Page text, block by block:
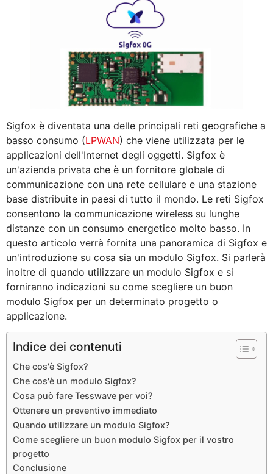
Sigfox è diventata una delle principali reti geografiche a
basso consumo (LPWAN) che viene utilizzata per le
applicazioni dell'Internet degli oggetti. Sigfox è
un'azienda privata che è un fornitore globale di
communicazione con una rete cellulare e una stazione
base distribuite in paesi di tutto il mondo. Le reti Sigfox
consentono la communicazione wireless su lunghe
distanze con un consumo energetico molto basso. In
questo articolo verrà fornita una panoramica di Sigfox e
un'introduzione su cosa sia un modulo Sigfox. Si parlerà
inoltre di quando utilizzare un modulo Sigfox e si
forniranno indicazioni su come scegliere un buon
modulo Sigfox per un determinato progetto o
applicazione.
Indice dei contenuti
Che cos'è Sigfox?
Che cos'è un modulo Sigfox?
Cosa può fare Tesswave per voi?
Ottenere un preventivo immediato
Quando utilizzare un modulo Sigfox?
Come scegliere un buon modulo Sigfox per il vostro
progetto
Conclusione